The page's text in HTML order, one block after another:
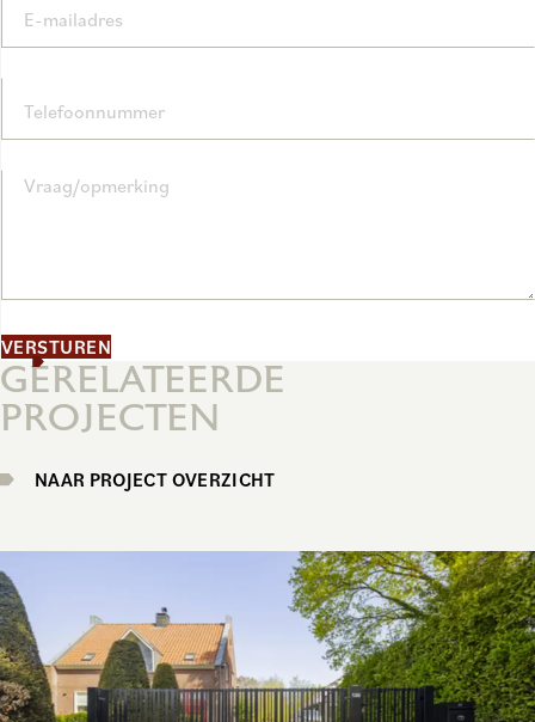
E-mailadres
Telefoonnummer
Vraag/opmerking
VERSTUREN
GERELATEERDE
PROJECTEN
NAAR PROJECT OVERZICHT